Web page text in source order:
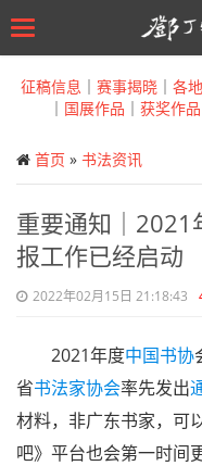
to
Toggle
征稿信息 ｜ 赛事揭晓 ｜ 各
｜ 国展作品 ｜ 获奖作品
首页 » 书法资讯
重要通知｜2021
报工作已经启动
2022年02月15日 21:18:43
2021年度中国书协
省书法家协会率先发出
材料，非广东书家，可
吧》平台也会第一时间